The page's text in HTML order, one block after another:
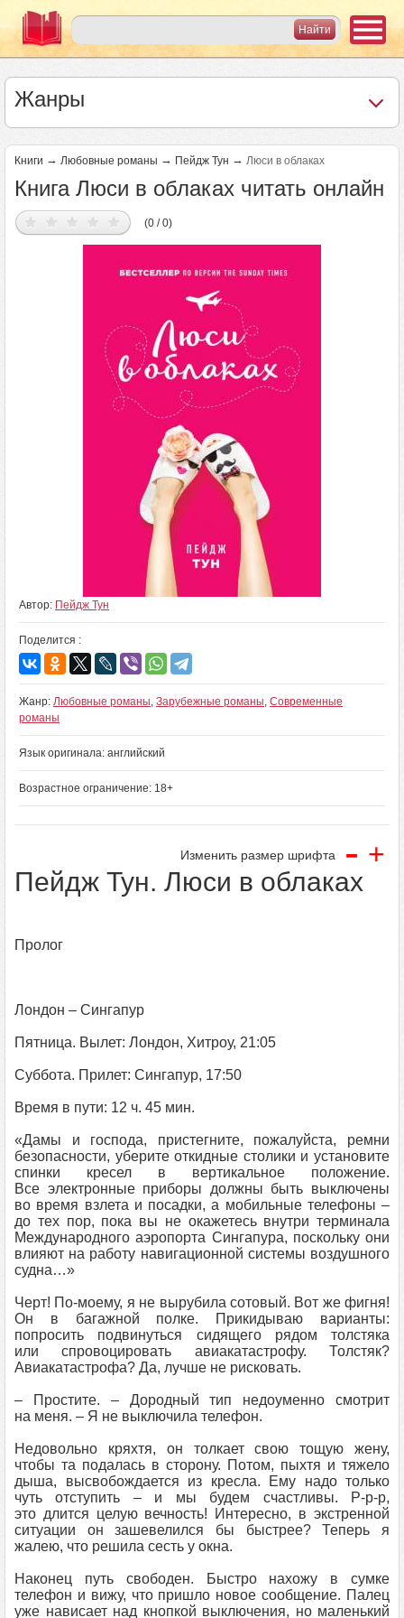
Жанры
Книги → Любовные романы → Пейдж Тун → Люси в облаках
Книга Люси в облаках читать онлайн
(0 / 0)
Автор: Пейдж Тун
Поделится :
Жанр: Любовные романы, Зарубежные романы, Современные
романы
Язык оригинала: английский
Возрастное ограничение: 18+
Изменить размер шрифта - +
Пейдж Тун. Люси в облаках
Пролог
Лондон – Сингапур
Пятница. Вылет: Лондон, Хитроу, 21:05
Суббота. Прилет: Сингапур, 17:50
Время в пути: 12 ч. 45 мин.
«Дамы и господа, пристегните, пожалуйста, ремни
безопасности, уберите откидные столики и установите
спинки кресел в вертикальное положение.
Все электронные приборы должны быть выключены
во время взлета и посадки, а мобильные телефоны –
до тех пор, пока вы не окажетесь внутри терминала
Международного аэропорта Сингапура, поскольку они
влияют на работу навигационной системы воздушного
судна…»
Черт! По-моему, я не вырубила сотовый. Вот же фигня!
Он в багажной полке. Прикидываю варианты:
попросить подвинуться сидящего рядом толстяка
или спровоцировать авиакатастрофу. Толстяк?
Авиакатастрофа? Да, лучше не рисковать.
– Простите. – Дородный тип недоуменно смотрит
на меня. – Я не выключила телефон.
Недовольно кряхтя, он толкает свою тощую жену,
чтобы та подалась в сторону. Потом, пыхтя и тяжело
дыша, высвобождается из кресла. Ему надо только
чуть отступить – и мы будем счастливы. Р-р-р,
это длится целую вечность! Интересно, в экстренной
ситуации он зашевелился бы быстрее? Теперь я
жалею, что решила сесть у окна.
Наконец путь свободен. Быстро нахожу в сумке
телефон и вижу, что пришло новое сообщение. Палец
уже нависает над кнопкой выключения, но маленький